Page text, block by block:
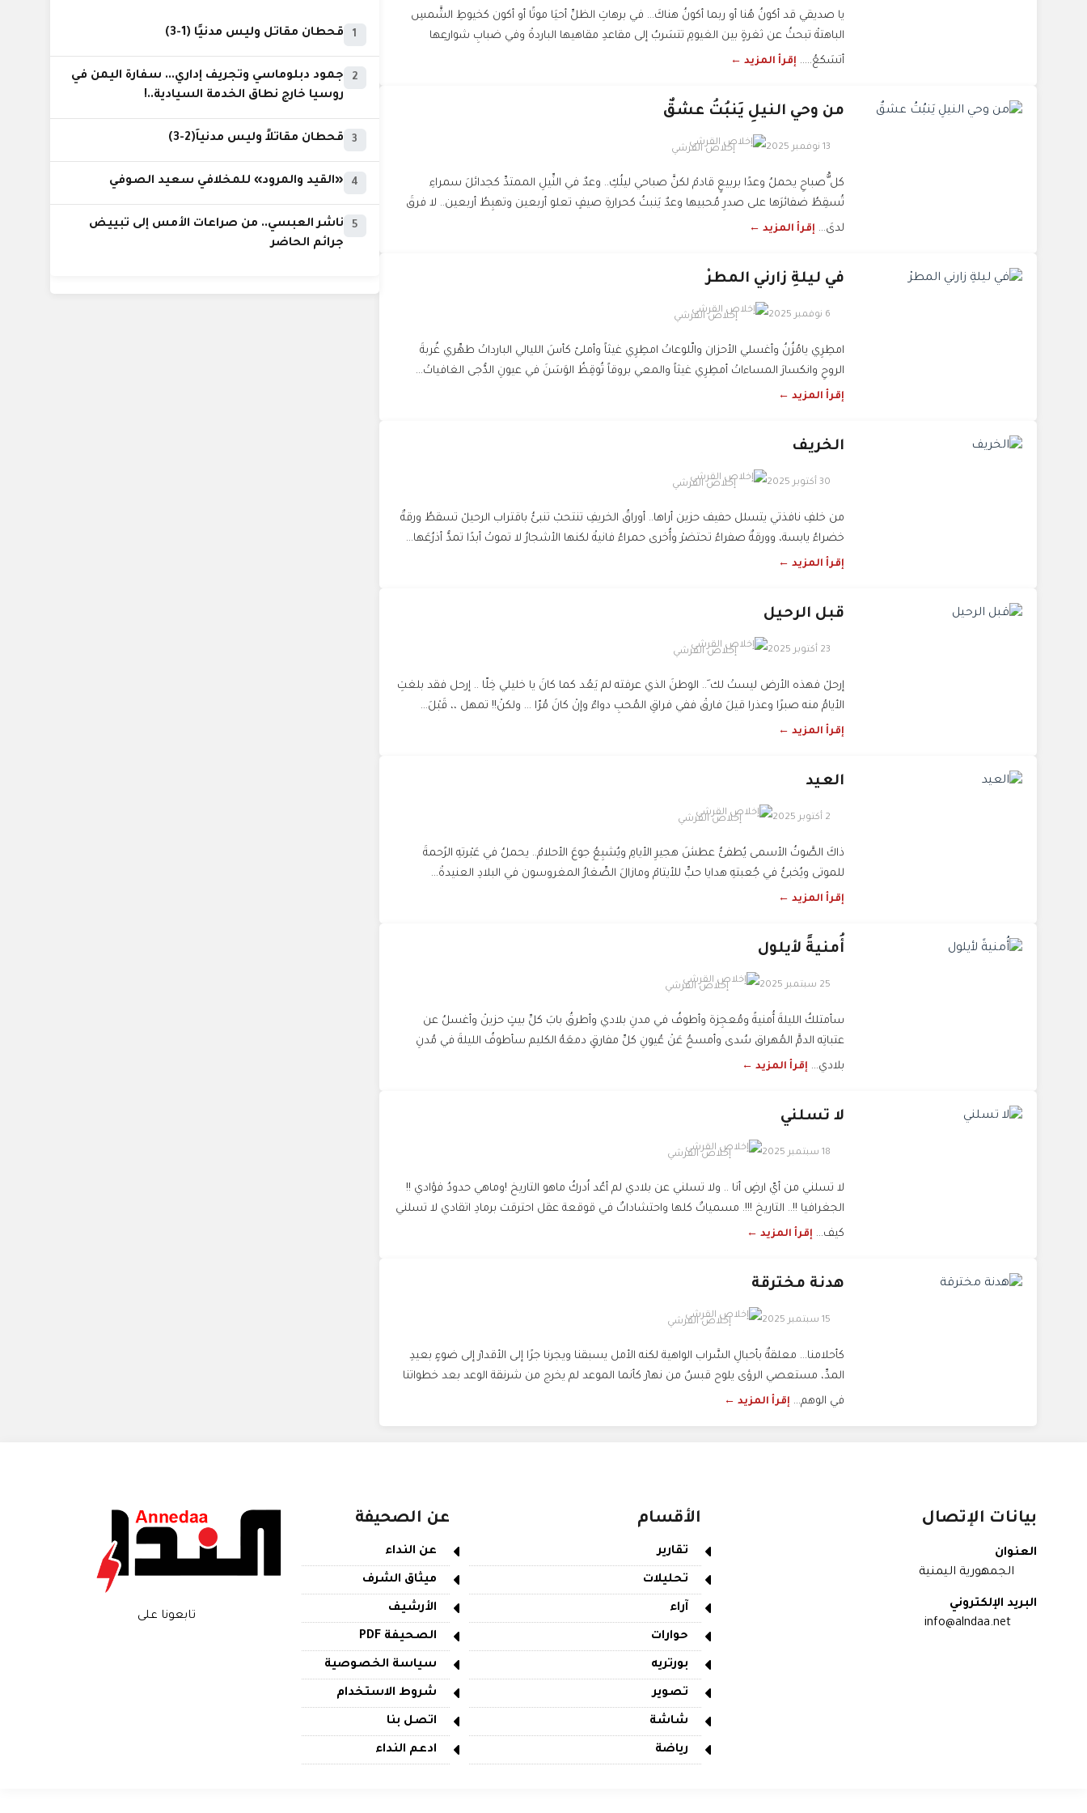
يا صديقي قد أكونُ هُنا أو ربما أكونُ هناكَ... في برهاتِ الظلِّ أحيَا موتًا أو أكون كخيوطِ الشَّمسِ
الباهتةْ تبحثُ عن ثغرةٍ بين الغيومِ تتسَربُ إلى مقاعدِ مقاهيها الباردةْ وفي ضبابِ شوارعِها
أتسَكعُ..... إقرأ المزيد ←
من وحي النيلِ يَنبُتُ عشقٌ
13 نوفمبر 2025 إخلاص القرشي
كل ُّصباحِ يحملُ وعدًا بربيعٍ قادمْ لكنَّ صباحي ليلُكِ.. وعدٌ في النِّيلِ الممتدِّ كجدائلَ سمراءِ
تُسقِطُ ضفائرَها على صدرِ مُحبيها وعدٌ يَنبتُ كحرارةِ صيفٍ تعلو أربعين وتهبِطُ أربعين.. لا فرقَ
لدىَ... إقرأ المزيد ←
في ليلةِ زارني المطرْ
6 نوفمبر 2025 إخلاص القرشي
امطِرِي يامُزُنُ وأغسلي الأحزان والّلوعاتْ امطِرِي غيثاً وأملئ كأسَ الليالي البارداتْ طهِّري غُربةَ
الروحِ وانكسارَ المساءاتْ أمطِرِي غيثاً والمعي بروقاً تُوقِظُ الوَسَنَ في عيونِ الدُّجى الغافياتْ...
إقرأ المزيد ←
الخريف
30 أكتوبر 2025 إخلاص القرشي
من خلفِ نافذتي يتسلل حفيف حزين أراها.. أوراقُ الخريفِ تنتحبْ تنبئُ باقتراب الرحيلْ تسقطُ ورقةٌ
خضراءُ يابسة، وورقةٌ صفراءُ تحتضرْ وأُخرى حمراءُ فانيةْ لكنها الأشجارُ لا تموتْ أبدًا تمدُّ أذرُعَها...
إقرأ المزيد ←
قبل الرحيل
23 أكتوبر 2025 إخلاص القرشي
إرحلْ فهذه الأرض ليستْ لك َ.. الوطنَ الذي عرفته لم يَعُد كما كانَ يا خليلي خِلّا .. إرحل فقد بلغتِ
الأيامُ منه صبرًا وعذرا قيلَ فارقْ ففي فراقِ المُحبِ دواءٌ وإنْ كانَ مُرّا … ولكنْ!! تمهل ،، قَبْلَ...
إقرأ المزيد ←
العيد
2 أكتوبر 2025 إخلاص القرشي
ذاكَ الصَّوتُ الأسمى يُطفئُ عطشَ هجيرِ الأيامِ ويُشبِعُ جوعَ الأحلامْ.. يحملُ في عَبْرتهِ الرًحمةَ
للموتى ويُخبئُ في جُعبتهِ هدايا حبٍّ للأيتامْ ومازالَ الصِّغارُ المغروسون في البلادِ العنيدةْ...
إقرأ المزيد ←
أُمنيةً لأيلول
25 سبتمبر 2025 إخلاص القرشي
سأمتلكُ الليلةَ أُمنيةً ومُعجِزة وأطوفُ في مدنِ بلادي وأطرقُ بابَ كلِّ بيتٍ حزينْ وأغسلُ عن
عتباتِه الدمَّ المُهراق سُدى وأمسحُ عَنْ عُيونِ كلِّ مفارقٍ دمعَهُ الكليم سأطوفُ الليلةَ في مُدنِ
بلادي... إقرأ المزيد ←
لا تسلني
18 سبتمبر 2025 إخلاص القرشي
لا تسلني من أيّ ارضٍ أنا .. ولا تسلني عن بلادي لم أعُد اُدركُ ماهو التاريخ !وماهي حدودُ فؤادي !!
الجغرافيا !!.. التاريخ !!!. مسمياتٌ كلها واحتشاداتٌ في قوقعة عقل احترقت برمادِ اتقادي لا تسلني
كيف... إقرأ المزيد ←
هدنة مخترقة
15 سبتمبر 2025 إخلاص القرشي
كأحلامنا... معلقةٌ بأحبالِ السَّراب الواهية لكنه الأمل يسبقنا ويجرنا جرًا إلى الأقدارْ إلى ضوءٍ بعيدِ
المدِّ، مستعصي الرؤى يلوح قبسٌ من نهارْ كأنما الموعد لم يخرج من شرنقة الوعد بعد خطواتنا
في الوهم... إقرأ المزيد ←
1 قحطان مقاتل وليس مدنيًا (1-3)
2
جمود دبلوماسي وتجريف إداري... سفارة اليمن في
روسيا خارج نطاق الخدمة السيادية..!
3 قحطان مقاتلاً وليس مدنياً(2-3)
4 «القيد والمرود» للمخلافي سعيد الصوفي
5
ناشر العبسي.. من صراعات الأمس إلى تبييض
جرائم الحاضر
بيانات الإتصال
العنوان
الجمهورية اليمنية
البريد الإلكتروني
info@alndaa.net
الأقسام
تقارير
تحليلات
آراء
حوارات
بورتريه
تصوير
شاشة
رياضة
عن الصحيفة
عن النداء
ميثاق الشرف
الأرشيف
الصحيفة PDF
سياسة الخصوصية
شروط الاستخدام
اتصل بنا
ادعم النداء
تابعونا على